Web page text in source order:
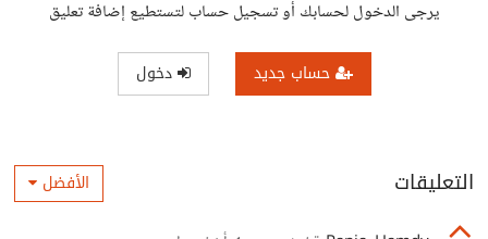
يرجى الدخول لحسابك أو تسجيل حساب لتستطيع إضافة تعليق
حساب جديد دخول
التعليقات الأفضل